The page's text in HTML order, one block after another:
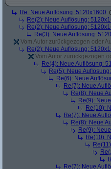
Re: Neue Auflösung: 5120x1600 (
Re(2): Neue Auflösung:
Re(2): Neue Auflösung:
Re(3): Neue Auflösung:
Vom Autor zurückgezogen oder
Re(2): Neue Auflösung:
Vom Autor zurückgezogen
Re(4): Neue Auflösung:
Re(5): Neue
Re(6): Neue
Re(7): Neue
Re(8): Neue
Re(9):
Re(10):
Re(7): Neue
Re(8): Neue
Re(9):
Re(10):
Re(7): Neue